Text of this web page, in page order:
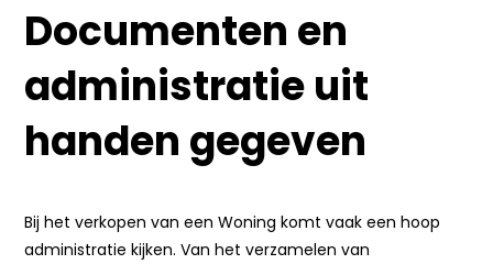
Documenten en
administratie uit
handen gegeven
Bij het verkopen van een Woning komt vaak een hoop
administratie kijken. Van het verzamelen van